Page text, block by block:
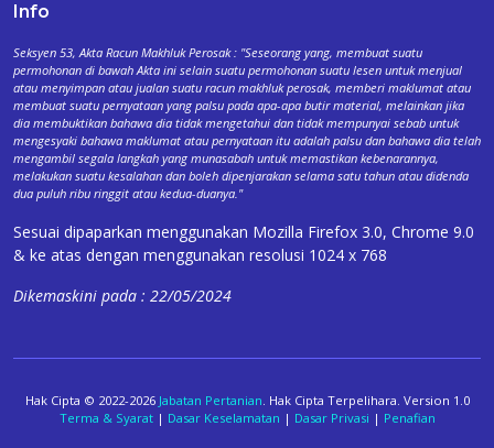
Info
Seksyen 53, Akta Racun Makhluk Perosak : "Seseorang yang, membuat suatu
permohonan di bawah Akta ini selain suatu permohonan suatu lesen untuk menjual
atau menyimpan atau jualan suatu racun makhluk perosak, memberi maklumat atau
membuat suatu pernyataan yang palsu pada apa-apa butir material, melainkan jika
dia membuktikan bahawa dia tidak mengetahui dan tidak mempunyai sebab untuk
mengesyaki bahawa maklumat atau pernyataan itu adalah palsu dan bahawa dia telah
mengambil segala langkah yang munasabah untuk memastikan kebenarannya,
melakukan suatu kesalahan dan boleh dipenjarakan selama satu tahun atau didenda
dua puluh ribu ringgit atau kedua-duanya."
Sesuai dipaparkan menggunakan Mozilla Firefox 3.0, Chrome 9.0
& ke atas dengan menggunakan resolusi 1024 x 768
Dikemaskini pada : 22/05/2024
Hak Cipta © 2022-2026 Jabatan Pertanian. Hak Cipta Terpelihara. Version 1.0
Terma & Syarat| Dasar Keselamatan | Dasar Privasi | Penafian